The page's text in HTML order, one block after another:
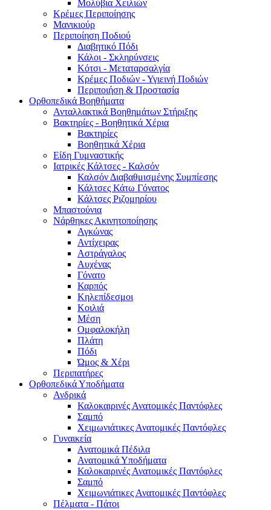
Μολύβια Χειλιών
Κρέμες Περιποίησης
Μανικιούρ
Περιποίηση Ποδιού
Διαβητικό Πόδι
Κάλοι - Σκληρύνσεις
Κότσι - Μεταταρσαλγία
Κρέμες Ποδιών - Υγιεινή Ποδιών
Περιποιήση & Προστασία
Ορθοπεδικά Βοηθήματα
Ανταλλακτικά Βοηθημάτων Στήριξης
Βακτηρίες - Βοηθητικά Χέρια
Βακτηρίες
Βοηθητικά Χέρια
Είδη Γυμναστικής
Ιατρικές Κάλτσες - Καλσόν
Καλσόν Διαβαθμισμένης Συμπίεσης
Κάλτσες Κάτω Γόνατος
Κάλτσες Ριζομηρίου
Μπαστούνια
Νάρθηκες Ακινητοποίησης
Αγκώνας
Αντίχειρας
Αστράγαλος
Αυχένας
Γόνατο
Καρπός
Κηλεπίδεσμοι
Κοιλιά
Μέση
Ομφαλοκήλη
Πλάτη
Πόδι
Ώμος & Χέρι
Περιπατήρες
Ορθοπεδικά Υποδήματα
Ανδρικά
Καλοκαιρινές Ανατομικές Παντόφλες
Σαμπό
Χειμωνιάτικες Ανατομικές Παντόφλες
Γυναικεία
Ανατομικά Πέδιλα
Ανατομικά Υποδήματα
Καλοκαιρινές Ανατομικές Παντόφλες
Σαμπό
Χειμωνιάτικες Ανατομικές Παντόφλες
Πέλματα - Πάτοι